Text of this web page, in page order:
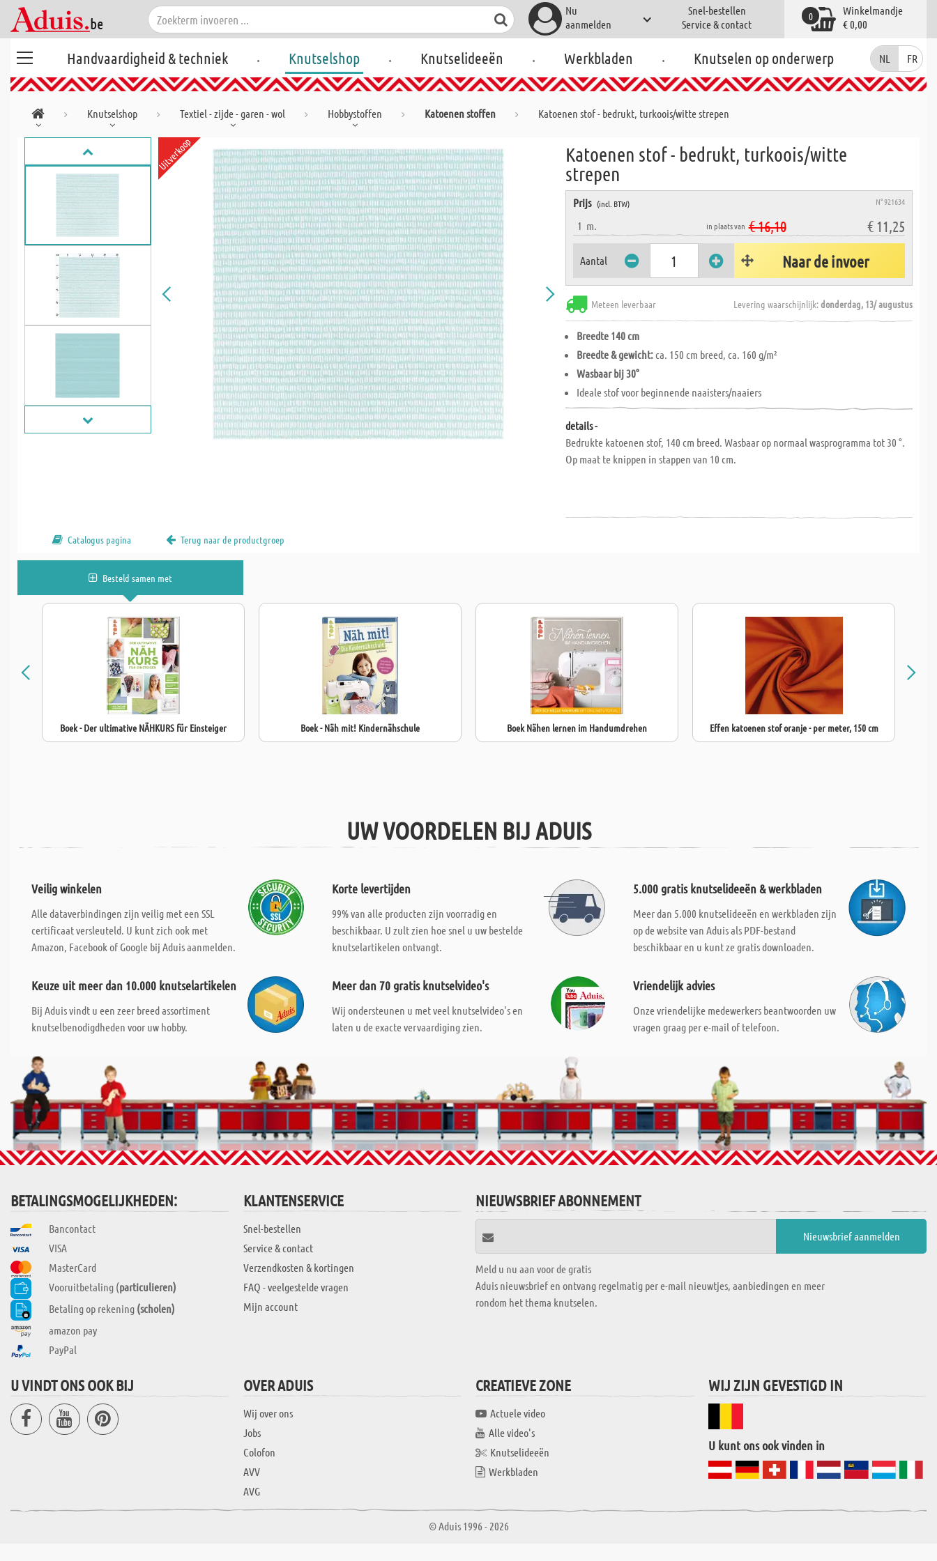
Nu
aanmelden
Snel-bestellen
Service & contact
Winkelmandje
€ 0,00
0
Handvaardigheid & techniek . Knutselshop . Knutselideeën . Werkbladen . Knutselen op onderwerp NL FR
Knutselshop Textiel - zijde - garen - wol Hobbystoffen Katoenen stoffen Katoenen stof - bedrukt, turkoois/witte strepen
Uitverkoop
Katoenen stof - bedrukt, turkoois/witte
strepen
Prijs (incl. BTW) N° 921634
1 m. in plaats van € 16,10 € 11,25
Aantal Naar de invoer
Meteen leverbaar Levering waarschijnlijk:donderdag, 13/ augustus
Breedte 140 cm
Breedte & gewicht:ca. 150 cm breed, ca. 160 g/m²
Wasbaar bij 30°
Ideale stof voor beginnende naaisters/naaiers
details -
Bedrukte katoenen stof, 140 cm breed. Wasbaar op normaal wasprogramma tot 30 °.
Op maat te knippen in stappen van 10 cm.
Catalogus pagina Terug naar de productgroep
Besteld samen met
Boek - Der ultimative NÄHKURS für Einsteiger Boek - Näh mit! Kindernähschule Boek Nähen lernen im Handumdrehen Effen katoenen stof oranje - per meter, 150 cm
UW VOORDELEN BIJ ADUIS
Veilig winkelen
Alle dataverbindingen zijn veilig met een SSL
certificaat versleuteld. U kunt zich ook met
Amazon, Facebook of Google bij Aduis aanmelden.
Korte levertijden
99% van alle producten zijn voorradig en
beschikbaar. U zult zien hoe snel u uw bestelde
knutselartikelen ontvangt.
5.000 gratis knutselideeën & werkbladen
Meer dan 5.000 knutselideeën en werkbladen zijn
op de website van Aduis als PDF-bestand
beschikbaar en u kunt ze gratis downloaden.
Keuze uit meer dan 10.000 knutselartikelen
Bij Aduis vindt u een zeer breed assortiment
knutselbenodigdheden voor uw hobby.
Meer dan 70 gratis knutselvideo's
Wij ondersteunen u met veel knutselvideo's en
laten u de exacte vervaardiging zien.
Vriendelijk advies
Onze vriendelijke medewerkers beantwoorden uw
vragen graag per e-mail of telefoon.
BETALINGSMOGELIJKHEDEN:
Bancontact
VISA
MasterCard
Vooruitbetaling (particulieren)
Betaling op rekening (scholen)
amazon pay
PayPal
KLANTENSERVICE
Snel-bestellen
Service & contact
Verzendkosten & kortingen
FAQ - veelgestelde vragen
Mijn account
NIEUWSBRIEF ABONNEMENT
Meld u nu aan voor de gratis
Aduis nieuwsbrief en ontvang regelmatig per e-mail nieuwtjes, aanbiedingen en meer
rondom het thema knutselen.
U VINDT ONS OOK BIJ OVER ADUIS
Wij over ons
Jobs
Colofon
AVV
AVG
CREATIEVE ZONE
Actuele video
Alle video's
Knutselideeën
Werkbladen
WIJ ZIJN GEVESTIGD IN
U kunt ons ook vinden in
© Aduis 1996 - 2026